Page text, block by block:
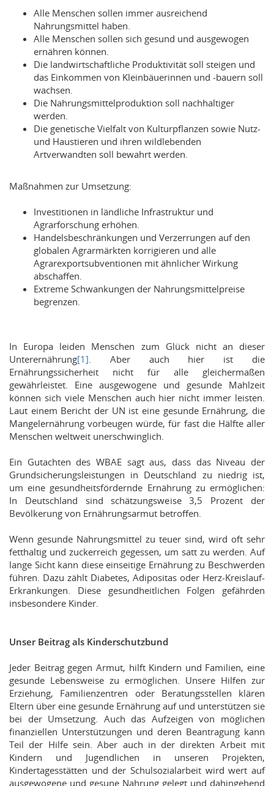
Alle Menschen sollen immer ausreichend
Nahrungsmittel haben.
Alle Menschen sollen sich gesund und ausgewogen
ernähren können.
Die landwirtschaftliche Produktivität soll steigen und
das Einkommen von Kleinbäuerinnen und -bauern soll
wachsen.
Die Nahrungsmittelproduktion soll nachhaltiger
werden.
Die genetische Vielfalt von Kulturpflanzen sowie Nutz-
und Haustieren und ihren wildlebenden
Artverwandten soll bewahrt werden.
Maßnahmen zur Umsetzung:
Investitionen in ländliche Infrastruktur und
Agrarforschung erhöhen.
Handelsbeschränkungen und Verzerrungen auf den
globalen Agrarmärkten korrigieren und alle
Agrarexportsubventionen mit ähnlicher Wirkung
abschaffen.
Extreme Schwankungen der Nahrungsmittelpreise
begrenzen.
In Europa leiden Menschen zum Glück nicht an dieser
Unterernährung[1] . Aber auch hier ist die
Ernährungssicherheit nicht für alle gleichermaßen
gewährleistet. Eine ausgewogene und gesunde Mahlzeit
können sich viele Menschen auch hier nicht immer leisten.
Laut einem Bericht der UN ist eine gesunde Ernährung, die
Mangelernährung vorbeugen würde, für fast die Hälfte aller
Menschen weltweit unerschwinglich.
Ein Gutachten des WBAE sagt aus, dass das Niveau der
Grundsicherungsleistungen in Deutschland zu niedrig ist,
um eine gesundheitsfördernde Ernährung zu ermöglichen:
In Deutschland sind schätzungsweise 3,5 Prozent der
Bevölkerung von Ernährungsarmut betroffen.
Wenn gesunde Nahrungsmittel zu teuer sind, wird oft sehr
fetthaltig und zuckerreich gegessen, um satt zu werden. Auf
lange Sicht kann diese einseitige Ernährung zu Beschwerden
führen. Dazu zählt Diabetes, Adipositas oder Herz-Kreislauf-
Erkrankungen. Diese gesundheitlichen Folgen gefährden
insbesondere Kinder.
Unser Beitrag als Kinderschutzbund
Jeder Beitrag gegen Armut, hilft Kindern und Familien, eine
gesunde Lebensweise zu ermöglichen. Unsere Hilfen zur
Erziehung, Familienzentren oder Beratungsstellen klären
Eltern über eine gesunde Ernährung auf und unterstützen sie
bei der Umsetzung. Auch das Aufzeigen von möglichen
finanziellen Unterstützungen und deren Beantragung kann
Teil der Hilfe sein. Aber auch in der direkten Arbeit mit
Kindern und Jugendlichen in unseren Projekten,
Kindertagesstätten und der Schulsozialarbeit wird wert auf
ausgewogene und gesune Nahrung gelegt und dahingehend